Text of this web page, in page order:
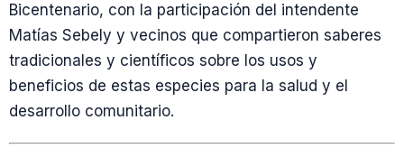
Bicentenario, con la participación del intendente
Matías Sebely y vecinos que compartieron saberes
tradicionales y científicos sobre los usos y
beneficios de estas especies para la salud y el
desarrollo comunitario.